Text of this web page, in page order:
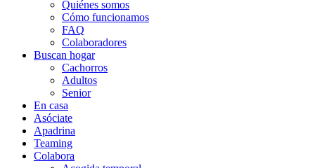
Quiénes somos
Cómo funcionamos
FAQ
Colaboradores
Buscan hogar
Cachorros
Adultos
Senior
En casa
Asóciate
Apadrina
Teaming
Colabora